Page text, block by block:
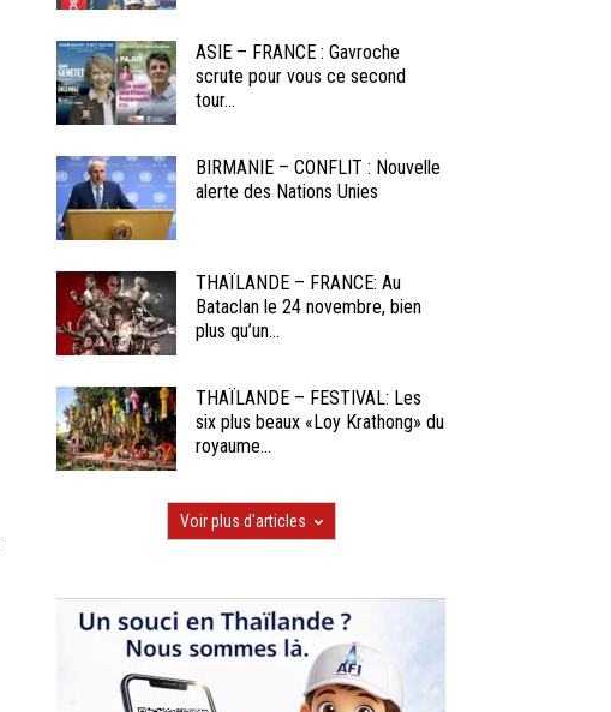
ASIE – FRANCE : Gavroche
scrute pour vous ce second
tour...
BIRMANIE – CONFLIT : Nouvelle
alerte des Nations Unies
THAÏLANDE – FRANCE: Au
Bataclan le 24 novembre, bien
plus qu’un...
THAÏLANDE – FESTIVAL: Les
six plus beaux «Loy Krathong» du
royaume...
Voir plus d'articles